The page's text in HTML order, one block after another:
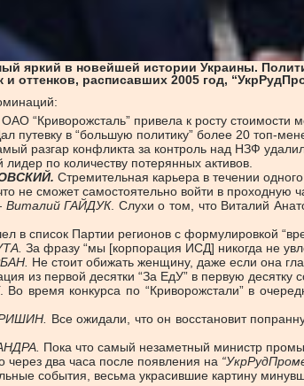
яркий в новейшей истории Украины.
и оттенков, расписавших 2005 год,
“Криворожсталь” привела к росту стоимости
путевку в “большую политику” более 20 топ-
разгар конфликта за контроль над НЗФ
по количеству потерянных активов.
Стремительная карьера в течении
не сможет самостоятельно войти в проходную
ГАЙДУК. Слухи о том, что Виталий
в список Партии регионов с формулировкой
За фразу “мы [корпорация ИСД] никогда не
Не стоит обижать женщину, даже если она
из первой десятки “За ЕдУ” в первую десятку
. Во время конкурса по “Криворожстали” в
Все ожидали, что он восстановит
Пока что самый незаметный министр
через два часа после появления на
события, весьма украсившие картину